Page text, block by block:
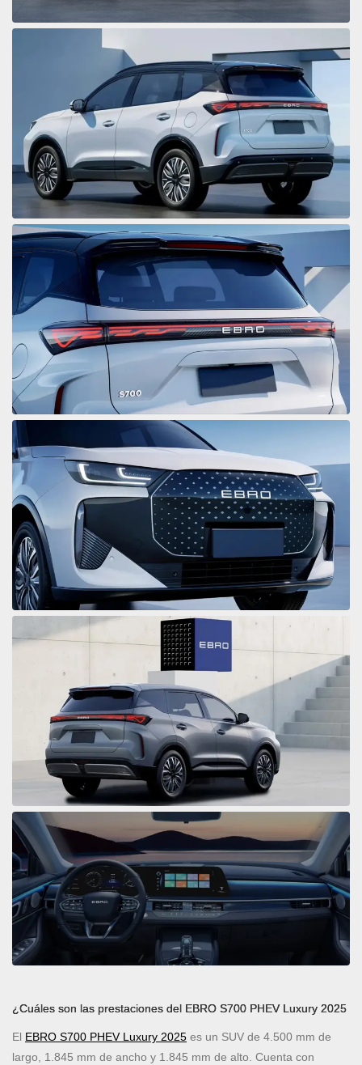
¿Cuáles son las prestaciones del EBRO S700 PHEV Luxury 2025
El EBRO S700 PHEV Luxury 2025 es un SUV de 4.500 mm de
largo, 1.845 mm de ancho y 1.845 mm de alto. Cuenta con